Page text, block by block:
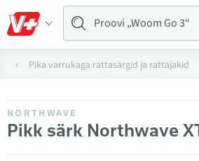
Pika varrukaga rattasärgid ja rattajakid
NORTHWAVE
Pikk särk Northwave